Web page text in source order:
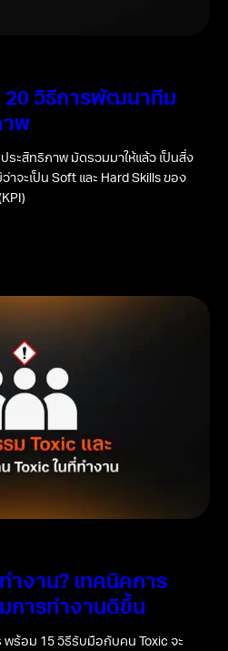
20 วิธีการพัฒนาทีม
าพ
ะสิทธิภาพ มัดรวมมาให้แล้ว เป็นสิ่ง
จะเป็น Soft และ Hard Skills ของ
ำงาน? เทคนิคการ
การทำงานดีขึ้น
พร้อม 15 วิธีรับมือกับคน Toxic จะ